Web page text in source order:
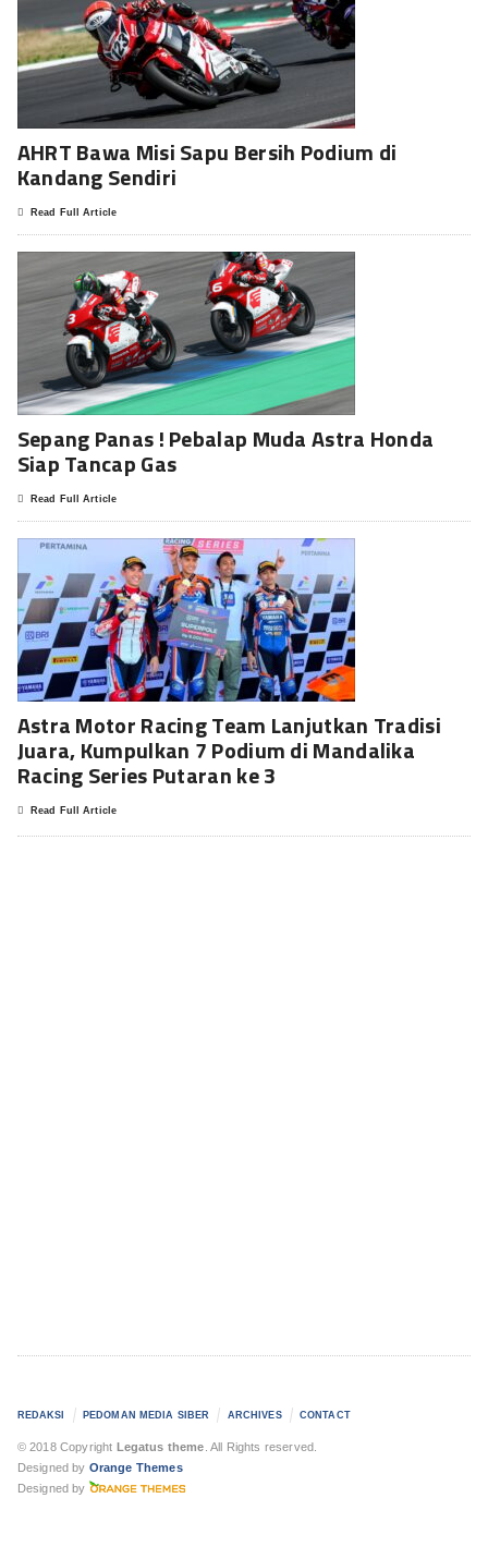
AHRT Bawa Misi Sapu Bersih Podium di
Kandang Sendiri
Read Full Article
Sepang Panas ! Pebalap Muda Astra Honda
Siap Tancap Gas
Read Full Article
Astra Motor Racing Team Lanjutkan Tradisi
Juara, Kumpulkan 7 Podium di Mandalika
Racing Series Putaran ke 3
Read Full Article
REDAKSI PEDOMAN MEDIA SIBER ARCHIVES CONTACT
© 2018 Copyright Legatus theme . All Rights reserved.
Designed by Orange Themes
Designed by